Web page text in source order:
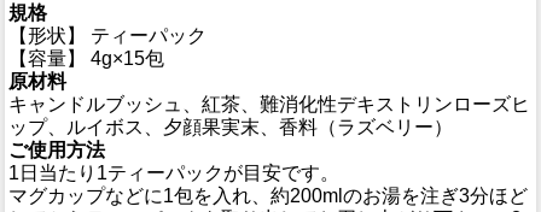
規格
【形状】 ティーパック
【容量】 4g×15包
原材料
キャンドルブッシュ、紅茶、難消化性デキストリンローズヒ
ップ、ルイボス、夕顔果実末、香料（ラズベリー）
ご使用方法
1日当たり1ティーパックが目安です。
マグカップなどに1包を入れ、約200mlのお湯を注ぎ3分ほど